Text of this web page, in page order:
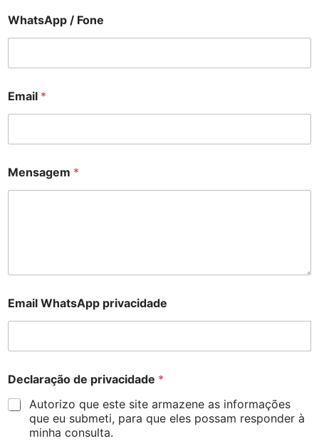
WhatsApp / Fone
Email *
Mensagem *
Email WhatsApp privacidade
Declaração de privacidade *
Autorizo que este site armazene as informações
que eu submeti, para que eles possam responder à
minha consulta.